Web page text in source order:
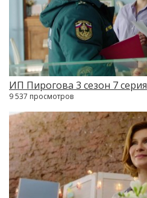
ИП Пирогова 3 сезон 7 серия
9 537 просмотров